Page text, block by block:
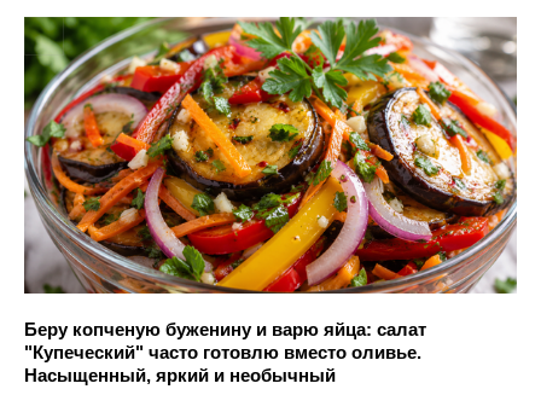
Беру копченую буженину и варю яйца: салат
"Купеческий" часто готовлю вместо оливье.
Насыщенный, яркий и необычный